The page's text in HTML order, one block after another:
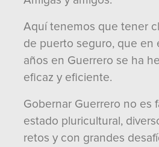
Aquí tenemos que tener
de puerto seguro, que en
años en Guerrero se ha
eficaz y eficiente.
Gobernar Guerrero no es
estado pluricultural,
retos y con grandes